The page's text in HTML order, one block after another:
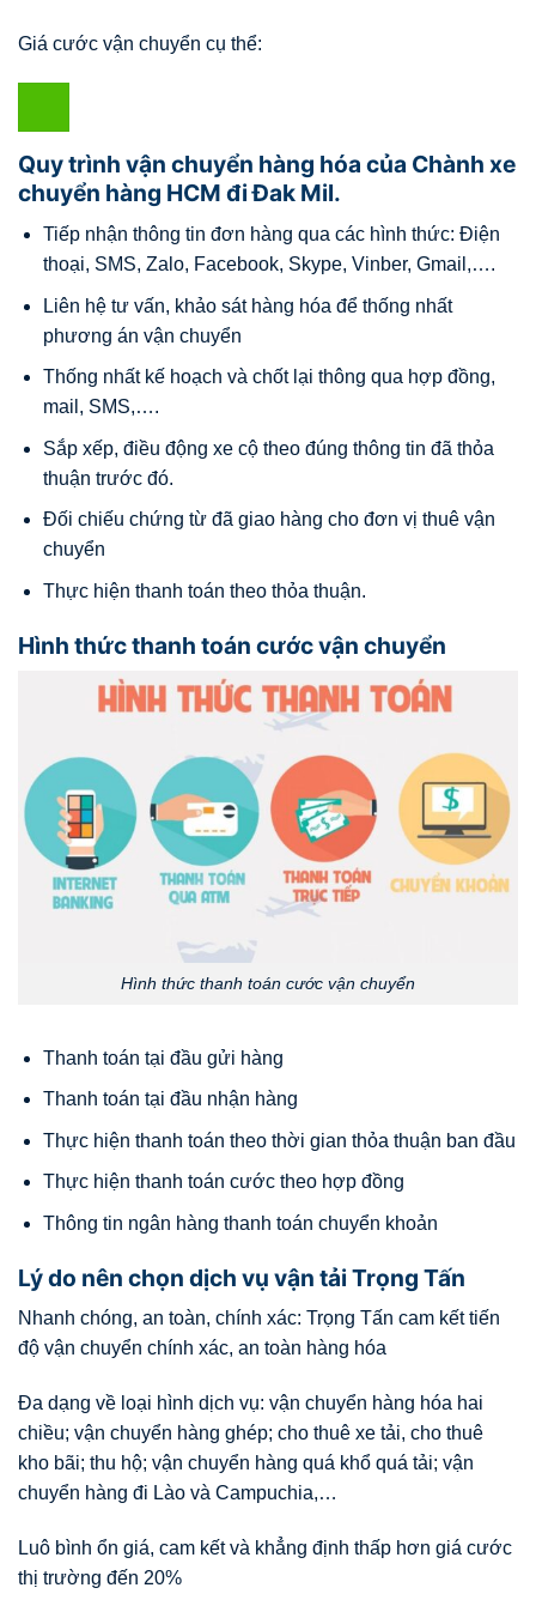
Giá cước vận chuyển cụ thể:
Quy trình vận chuyển hàng hóa của Chành xe
chuyển hàng HCM đi Đak Mil.
Tiếp nhận thông tin đơn hàng qua các hình thức: Điện
thoại, SMS, Zalo, Facebook, Skype, Vinber, Gmail,….
Liên hệ tư vấn, khảo sát hàng hóa để thống nhất
phương án vận chuyển
Thống nhất kế hoạch và chốt lại thông qua hợp đồng,
mail, SMS,….
Sắp xếp, điều động xe cộ theo đúng thông tin đã thỏa
thuận trước đó.
Đối chiếu chứng từ đã giao hàng cho đơn vị thuê vận
chuyển
Thực hiện thanh toán theo thỏa thuận.
Hình thức thanh toán cước vận chuyển
Hình thức thanh toán cước vận chuyển
Thanh toán tại đầu gửi hàng
Thanh toán tại đầu nhận hàng
Thực hiện thanh toán theo thời gian thỏa thuận ban đầu
Thực hiện thanh toán cước theo hợp đồng
Thông tin ngân hàng thanh toán chuyển khoản
Lý do nên chọn dịch vụ vận tải Trọng Tấn
Nhanh chóng, an toàn, chính xác: Trọng Tấn cam kết tiến
độ vận chuyển chính xác, an toàn hàng hóa
Đa dạng về loại hình dịch vụ: vận chuyển hàng hóa hai
chiều; vận chuyển hàng ghép; cho thuê xe tải, cho thuê
kho bãi; thu hộ; vận chuyển hàng quá khổ quá tải; vận
chuyển hàng đi Lào và Campuchia,…
Luô bình ổn giá, cam kết và khẳng định thấp hơn giá cước
thị trường đến 20%